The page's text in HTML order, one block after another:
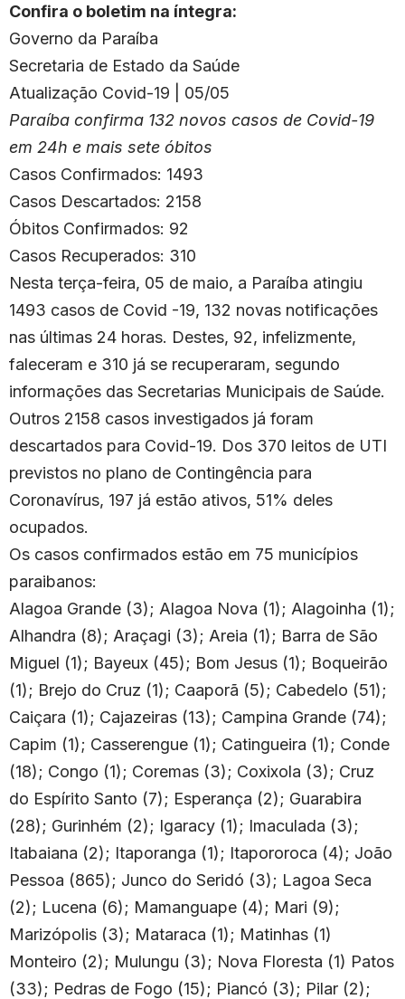
Confira o boletim na íntegra:
Governo da Paraíba
Secretaria de Estado da Saúde
Atualização Covid-19 | 05/05
Paraíba confirma 132 novos casos de Covid-19
em 24h e mais sete óbitos
Casos Confirmados: 1493
Casos Descartados: 2158
Óbitos Confirmados: 92
Casos Recuperados: 310
Nesta terça-feira, 05 de maio, a Paraíba atingiu
1493 casos de Covid -19, 132 novas notificações
nas últimas 24 horas. Destes, 92, infelizmente,
faleceram e 310 já se recuperaram, segundo
informações das Secretarias Municipais de Saúde.
Outros 2158 casos investigados já foram
descartados para Covid-19. Dos 370 leitos de UTI
previstos no plano de Contingência para
Coronavírus, 197 já estão ativos, 51% deles
ocupados.
Os casos confirmados estão em 75 municípios
paraibanos:
Alagoa Grande (3); Alagoa Nova (1); Alagoinha (1);
Alhandra (8); Araçagi (3); Areia (1); Barra de São
Miguel (1); Bayeux (45); Bom Jesus (1); Boqueirão
(1); Brejo do Cruz (1); Caaporã (5); Cabedelo (51);
Caiçara (1); Cajazeiras (13); Campina Grande (74);
Capim (1); Casserengue (1); Catingueira (1); Conde
(18); Congo (1); Coremas (3); Coxixola (3); Cruz
do Espírito Santo (7); Esperança (2); Guarabira
(28); Gurinhém (2); Igaracy (1); Imaculada (3);
Itabaiana (2); Itaporanga (1); Itapororoca (4); João
Pessoa (865); Junco do Seridó (3); Lagoa Seca
(2); Lucena (6); Mamanguape (4); Mari (9);
Marizópolis (3); Mataraca (1); Matinhas (1)
Monteiro (2); Mulungu (3); Nova Floresta (1) Patos
(33); Pedras de Fogo (15); Piancó (3); Pilar (2);